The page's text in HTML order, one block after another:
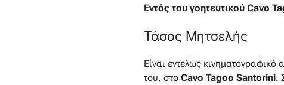
Εντός του γοητευτικού Cavo
Τάσος Μητσελής
Είναι εντελώς κινηματογραφικό
του, στο Cavo Tagoo Santorini.